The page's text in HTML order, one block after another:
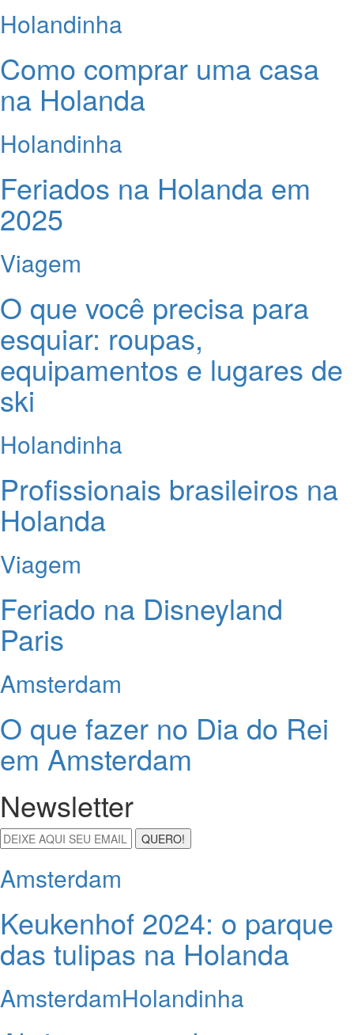
Holandinha
Como comprar uma casa
na Holanda
Holandinha
Feriados na Holanda em
2025
Viagem
O que você precisa para
esquiar: roupas,
equipamentos e lugares de
ski
Holandinha
Profissionais brasileiros na
Holanda
Viagem
Feriado na Disneyland
Paris
Amsterdam
O que fazer no Dia do Rei
em Amsterdam
Newsletter
QUERO!
Amsterdam
Keukenhof 2024: o parque
das tulipas na Holanda
AmsterdamHolandinha